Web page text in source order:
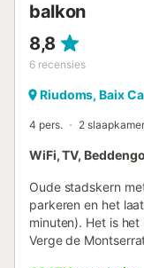
balkon
8,8
6 recensies
Riudoms, Baix
4 pers. 2
WiFi, TV,
Oude stadskern
parkeren en het
minuten). Het is
Verge de